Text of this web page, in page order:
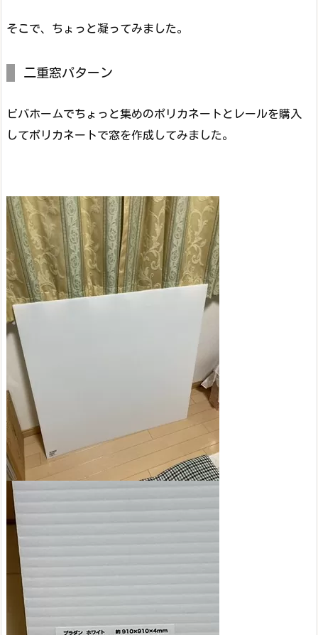
そこで、ちょっと凝ってみました。
二重窓パターン
ビバホームでちょっと集めのポリカネートとレールを購入
してポリカネートで窓を作成してみました。